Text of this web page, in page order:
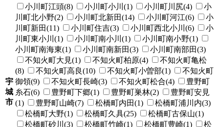
宇
城
市
小川町江頭(8) 小川町小川(1) 小川町川尻(4)
小
川町北小野(2)
小川町北新田(14) 小川町河江(6)
小
川町新田(11)
小川町住吉(3) 小川町西北小川(6)
小
川町東小川(1)
小川町南小川(1)
小川町南小野(1)
小川町南海東(1)
小川町南新田(3)
小川町南部田(3)
不知火町大見(1)
不知火町柏原(4)
不知火町亀松
(8)
不知火町高良(10) 不知火町小曽部(1)
不知火町
御領(9)
不知火町長崎(3) 不知火町松合(4)
豊野町
糸石(6)
豊野町下郷(1) 豊野町巣林(2)
豊野町安見
(1)
豊野町山崎(7) 松橋町内田(1)
松橋町浦川内(3)
松橋町大野(1)
松橋町久具(25)
松橋町古保山(1)
松橋町砂川(3)
松橋町竹崎(1) 松橋町豊崎(1) 松